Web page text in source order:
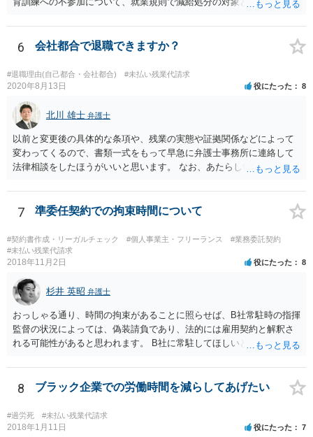
上参加を強制されている場合には、研修・教育訓練であっても 労働時
間に該当するものと考えられています。 実務でも勉強会で習ったソ
フトウェアを使用している、勉強会で出さた課題の提出を会社から求
められていること等からすると、参加しないと業務に支障が出る可能
性があり、事実上参加せざるを得なかったとも言えそうです。 開催
日時•場所、開催された勉強会の内容、出された課題、提出した課題の
回答等を証拠として押さえておくことが考えられます。 職場を管轄
している労働基準監督署に相談してみる、労働局のあっせんを利用し
てみる方法もあろうかと思います。厚労省サイトの参考情報もご紹介
しておきます。 【参考】厚労省サイト 労働時間の考え方:「研修・教
育訓練」等の取扱い https://www.mhlw.go.jp/content/000556972.pdf
6 会社都合で退職できますか？
#退職理由(自己都合・会社都合) #未払い残業代請求
2020年8月13日 役にたった 8
北川 雄士 弁護士
以前と変更後の具体的な条項や、残業の実態や証拠関係などによって
変わってくるので、書類一式をもって早急に弁護士事務所に連絡して
法律相談をしたほうがいいと思います。 なお、あたらしい雇用契約書
の回答でも述べた通り、時間が経つほどにこちらの不利益になる可能
性があるので、あたらしい書面にサインせず、すぐに弁護士に相談す
7 準委任契約での拘束時間について
#契約書作成・リーガルチェック #個人事業主・フリーランス
#業務委託契約
#未払い残業代請求
2018年11月2日 役にたった 8
杉井 英昭 弁護士
おっしゃる通り、時間の拘束があることに照らせば、B社常駐時の指揮
監督の状況によっては、偽装請負であり、法的には雇用契約と解釈さ
れる可能性があると思われます。 B社に常駐してほしいと先方が求め
ば、折衷的な提案として、「突発的な質問に対応できるように、基本
的には１０時〜１９時はできるだけB社にいるよう努力はします。た
だ、他の仕事もありますので、必ずその条件を守れるとは限りません
し、B社常駐時であっても本件以外の仕事もさせてもらうことになりま
す。」というものが考えられます。 その提案すら断られるようであれ
8 ブラック企業での労働時間を減らしてあげたい
#過労死 #未払い残業代請求
2018年1月11日 役にたった 7